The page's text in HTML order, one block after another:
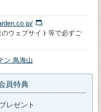
ウェブサイト等で必ずご
ン 鳥海山
員特典
レゼント